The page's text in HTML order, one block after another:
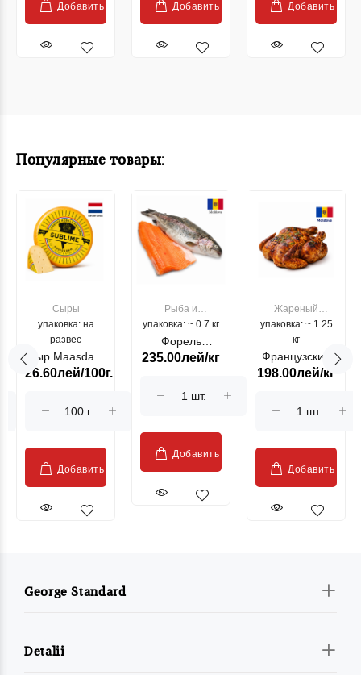
Добавить Добавить Добавить
Популярные товары:
Сыры
упаковка: на
развес
Сыр Maasdam
Sublime Cow
26.60лей/100г.
Добавить
Рыба и
морепродукты
упаковка: ~ 0.7 кг
Форель
лососевая
Moldovenesc"
235.00лей/кг
Добавить
Жареный
цыпленок
упаковка: ~ 1.25
кг
Французский
гриль, кг
198.00лей/кг
Добавить
George Standard
Detalii